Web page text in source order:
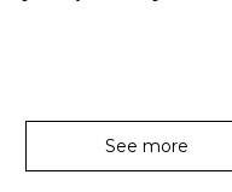
See more